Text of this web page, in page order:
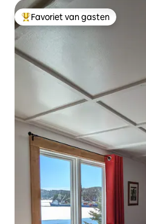
Topfavoriet van gasten
Favoriet van gasten